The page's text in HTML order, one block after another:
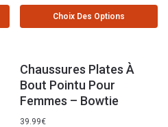
Choix Des Options
Chaussures Plates À
Bout Pointu Pour
Femmes – Bowtie
39.99€